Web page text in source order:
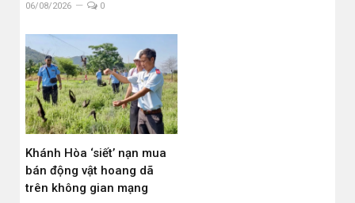
06/08/2026 0
Khánh Hòa ‘siết’ nạn mua
bán động vật hoang dã
trên không gian mạng